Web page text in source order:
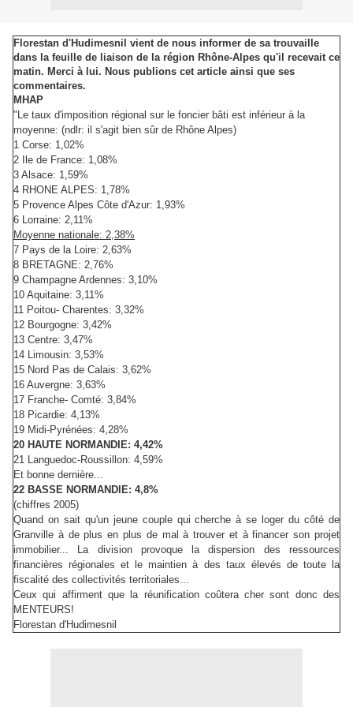
Florestan d'Hudimesnil vient de nous informer de sa trouvaille
dans la feuille de liaison de la région Rhône-Alpes qu'il recevait ce
matin. Merci à lui. Nous publions cet article ainsi que ses
commentaires.
MHAP
"Le taux d'imposition régional sur le foncier bâti est inférieur à la
moyenne: (ndlr: il s'agit bien sûr de Rhône Alpes)
1 Corse: 1,02%
2 Ile de France: 1,08%
3 Alsace: 1,59%
4 RHONE ALPES: 1,78%
5 Provence Alpes Côte d'Azur: 1,93%
6 Lorraine: 2,11%
Moyenne nationale: 2,38%
7 Pays de la Loire: 2,63%
8 BRETAGNE: 2,76%
9 Champagne Ardennes: 3,10%
10 Aquitaine: 3,11%
11 Poitou- Charentes: 3,32%
12 Bourgogne: 3,42%
13 Centre: 3,47%
14 Limousin: 3,53%
15 Nord Pas de Calais: 3,62%
16 Auvergne: 3,63%
17 Franche- Comté: 3,84%
18 Picardie: 4,13%
19 Midi-Pyrénées: 4,28%
20 HAUTE NORMANDIE: 4,42%
21 Languedoc-Roussillon: 4,59%
Et bonne dernière...
22 BASSE NORMANDIE: 4,8%
(chiffres 2005)
Quand on sait qu'un jeune couple qui cherche à se loger du côté de
Granville à de plus en plus de mal à trouver et à financer son projet
immobilier... La division provoque la dispersion des ressources
financières régionales et le maintien à des taux élevés de toute la
fiscalité des collectivités territoriales...
Ceux qui affirment que la réunification coûtera cher sont donc des
MENTEURS!
Florestan d'Hudimesnil